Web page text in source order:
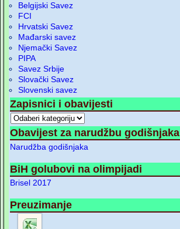
Belgijski Savez
FCI
Hrvatski Savez
Mađarski savez
Njemački Savez
PIPA
Savez Srbije
Slovački Savez
Slovenski savez
Zapisnici i obavijesti
Obavijest za narudžbu godišnjaka
Narudžba godišnjaka
BiH golubovi na olimpijadi
Brisel 2017
Preuzimanje